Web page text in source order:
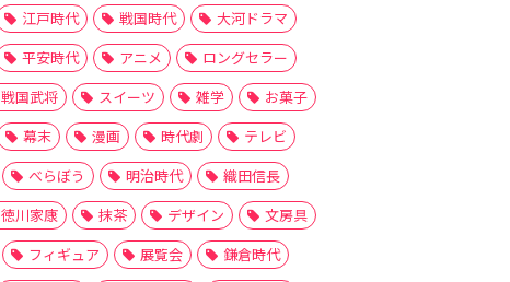
江戸時代 戦国時代
大河ドラマ
平安時代
アニメ
ロングセラー
戦国武将
スイーツ 雑学
お菓子
幕末
漫画 時代劇
テレビ
べらぼう
明治時代
織田信長
徳川家康
抹茶 デザイン
文房具
フィギュア
展覧会
鎌倉時代